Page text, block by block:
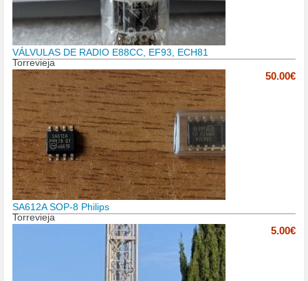
VÁLVULAS DE RADIO E88CC, EF93, ECH81
Torrevieja
50.00€
SA612A SOP-8 Philips
Torrevieja
5.00€